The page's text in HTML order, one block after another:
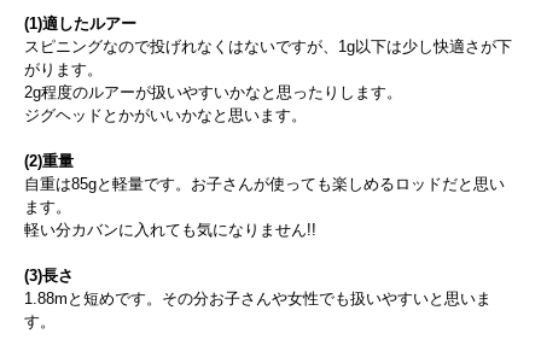
(1)適したルアー
スピニングなので投げれなくはないですが、1g以下は少し快適さが下
がります。
2g程度のルアーが扱いやすいかなと思ったりします。
ジグヘッドとかがいいかなと思います。
(2)重量
自重は85gと軽量です。お子さんが使っても楽しめるロッドだと思い
ます。
軽い分カバンに入れても気になりません!!
(3)長さ
1.88mと短めです。その分お子さんや女性でも扱いやすいと思いま
す。